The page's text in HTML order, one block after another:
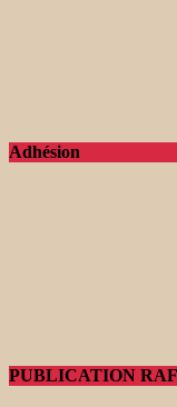
Adhésion
PUBLICATION RAF